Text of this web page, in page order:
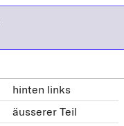
hinten links
äusserer Teil